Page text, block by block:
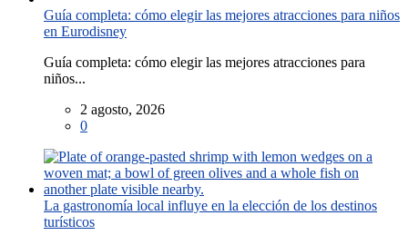
Guía completa: cómo elegir las mejores atracciones para niños
en Eurodisney
Guía completa: cómo elegir las mejores atracciones para
niños...
2 agosto, 2026
0
La gastronomía local influye en la elección de los destinos
turísticos